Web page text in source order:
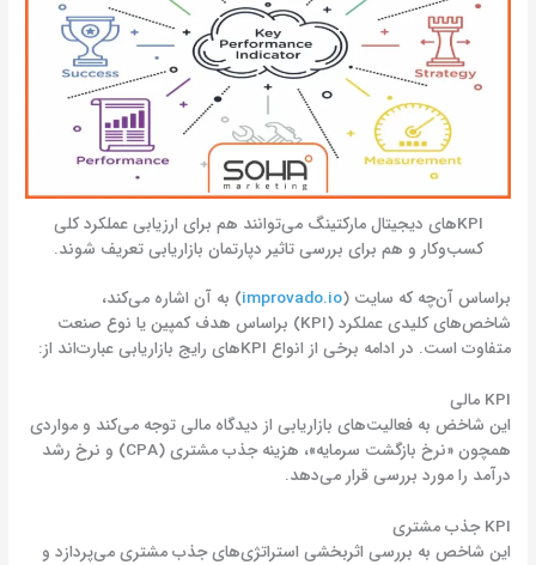
KPIهای دیجیتال مارکتینگ می‌توانند هم برای ارزیابی عملکرد کلی
کسب‌وکار و هم برای بررسی تاثیر دپارتمان بازاریابی تعریف شوند.
براساس آن‌چه که سایت (improvado.io) به آن اشاره می‌کند،
شاخص‌های کلیدی عملکرد (KPI) براساس هدف کمپین یا نوع صنعت
متفاوت است. در ادامه برخی از انواع KPI‌های رایج بازاریابی عبارت‌اند از:
KPI مالی
این شاخض به فعالیت‌های بازاریابی از دیدگاه مالی توجه می‌کند و مواردی
همچون «نرخ بازگشت سرمایه»، هزینه جذب مشتری (CPA) و نرخ رشد
درآمد را مورد بررسی قرار می‌دهد.
KPI جذب مشتری
این شاخص به بررسی اثربخشی استراتژی‌های جذب مشتری می‌پردازد و